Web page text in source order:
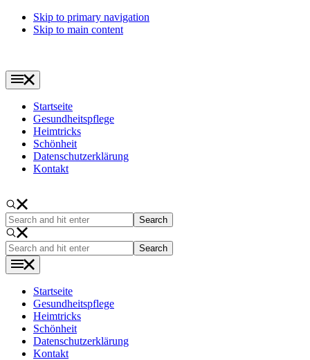
Skip to primary navigation
Skip to main content
Startseite
Gesundheitspflege
Heimtricks
Schönheit
Datenschutzerklärung
Kontakt
Search
and
hit
enter
Search
and
hit
Startseite
Gesundheitspflege
Heimtricks
Schönheit
Datenschutzerklärung
Kontakt